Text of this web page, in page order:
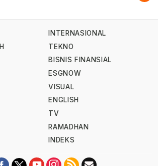
INTERNASIONAL
TEKNO
BISNIS FINANSIAL
ESGNOW
VISUAL
ENGLISH
TV
RAMADHAN
INDEKS